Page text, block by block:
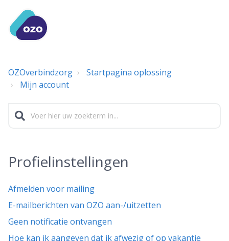
OZOverbindzorg
Startpagina oplossing
Mijn account
Profielinstellingen
Afmelden voor mailing
E-mailberichten van OZO aan-/uitzetten
Geen notificatie ontvangen
Hoe kan ik aangeven dat ik afwezig of op vakantie